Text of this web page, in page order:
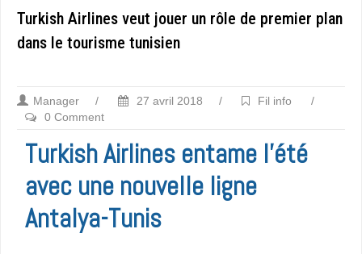
Turkish Airlines veut jouer un rôle de premier plan
dans le tourisme tunisien
Manager / 27 avril 2018 / Fil info
/
0 Comment
Turkish Airlines entame l’été
avec une nouvelle ligne
Antalya-Tunis